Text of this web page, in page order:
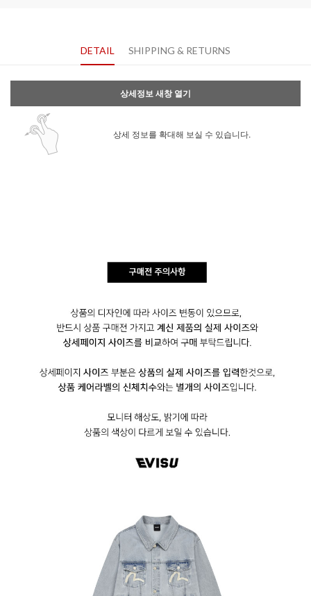
DETAIL SHIPPING & RETURNS
상세정보 새창 열기
상세 정보를 확대해 보실 수 있습니다.